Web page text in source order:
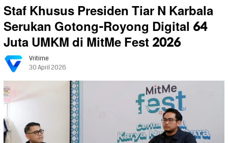
Staf Khusus Presiden Tiar N Karbala
Serukan Gotong-Royong Digital 64
Juta UMKM di MitMe Fest 2026
Vritime
30 April 2026